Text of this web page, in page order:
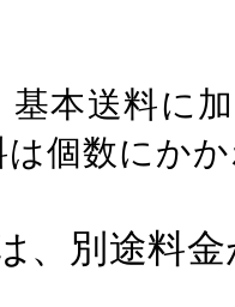
本送料に
個数にか
、別途料